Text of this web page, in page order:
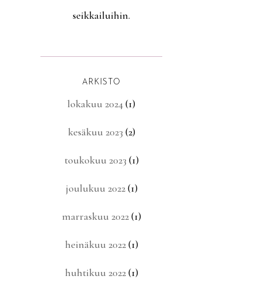
seikkailuihin.
ARKISTO
lokakuu 2024(1)
kesäkuu 2023 (2)
toukokuu 2023 (1)
joulukuu 2022(1)
marraskuu 2022(1)
heinäkuu 2022(1)
huhtikuu 2022(1)